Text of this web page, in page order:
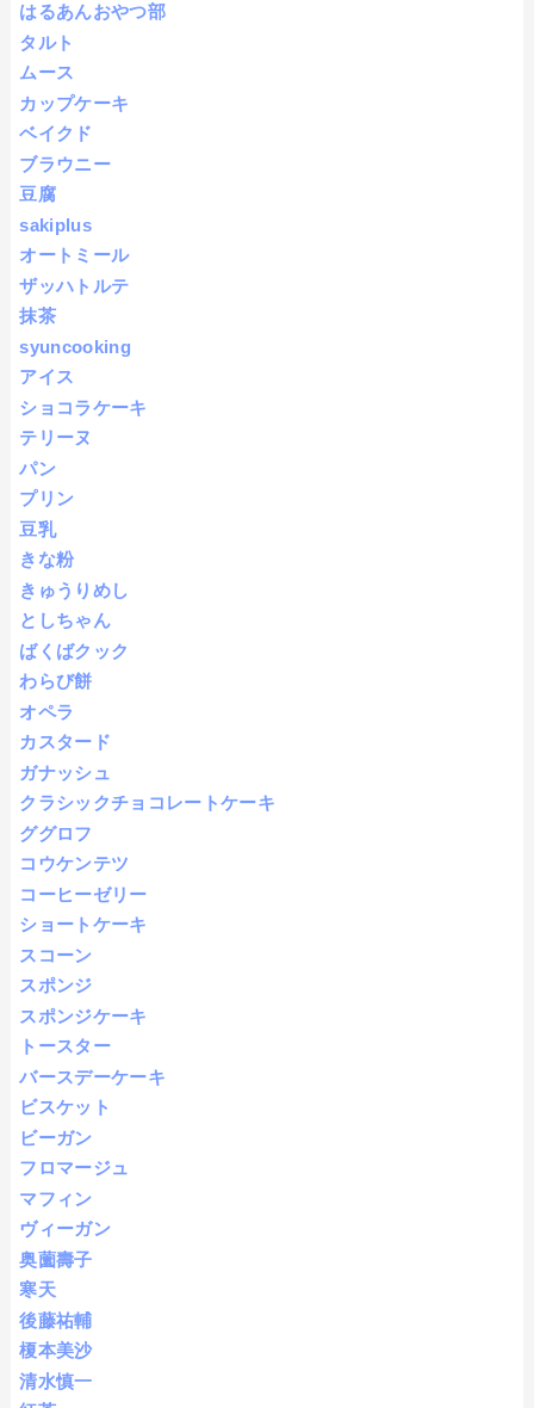
はるあんおやつ部
タルト
ムース
カップケーキ
ベイクド
ブラウニー
豆腐
sakiplus
オートミール
ザッハトルテ
抹茶
syuncooking
アイス
ショコラケーキ
テリーヌ
パン
プリン
豆乳
きな粉
きゅうりめし
としちゃん
ばくばクック
わらび餅
オペラ
カスタード
ガナッシュ
クラシックチョコレートケーキ
ググロフ
コウケンテツ
コーヒーゼリー
ショートケーキ
スコーン
スポンジ
スポンジケーキ
トースター
バースデーケーキ
ビスケット
ビーガン
フロマージュ
マフィン
ヴィーガン
奥薗壽子
寒天
後藤祐輔
榎本美沙
清水慎一